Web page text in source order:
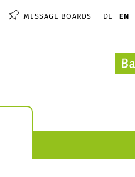
MESSAGE BOARDS DE EN